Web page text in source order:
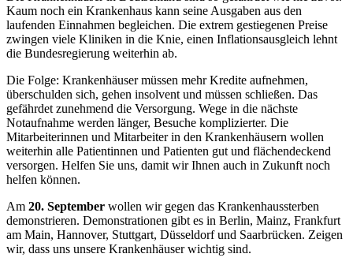
Kaum noch ein Krankenhaus kann seine Ausgaben aus den
laufenden Einnahmen begleichen. Die extrem gestiegenen Preise
zwingen viele Kliniken in die Knie, einen Inflationsausgleich lehnt
die Bundesregierung weiterhin ab.
Die Folge: Krankenhäuser müssen mehr Kredite aufnehmen,
überschulden sich, gehen insolvent und müssen schließen. Das
gefährdet zunehmend die Versorgung. Wege in die nächste
Notaufnahme werden länger, Besuche komplizierter. Die
Mitarbeiterinnen und Mitarbeiter in den Krankenhäusern wollen
weiterhin alle Patientinnen und Patienten gut und flächendeckend
versorgen. Helfen Sie uns, damit wir Ihnen auch in Zukunft noch
helfen können.
Am 20. September wollen wir gegen das Krankenhaussterben
demonstrieren. Demonstrationen gibt es in Berlin, Mainz, Frankfurt
am Main, Hannover, Stuttgart, Düsseldorf und Saarbrücken. Zeigen
wir, dass uns unsere Krankenhäuser wichtig sind.